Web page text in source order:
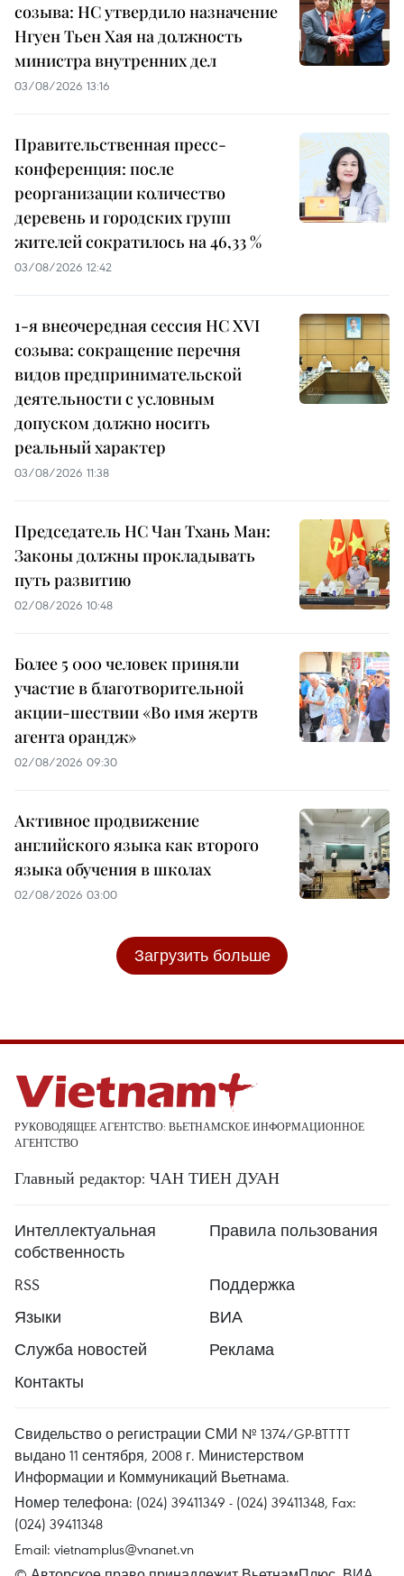
созыва: НС утвердило назначение
Нгуен Тьен Хая на должность
министра внутренних дел
03/08/2026 13:16
Правительственная пресс-
конференция: после
реорганизации количество
деревень и городских групп
жителей сократилось на 46,33 %
03/08/2026 12:42
1-я внеочередная сессия НС XVI
созыва: сокращение перечня
видов предпринимательской
деятельности с условным
допуском должно носить
реальный характер
03/08/2026 11:38
Председатель НС Чан Тхань Ман:
Законы должны прокладывать
путь развитию
02/08/2026 10:48
Более 5 000 человек приняли
участие в благотворительной
акции-шествии «Во имя жертв
агента орандж»
02/08/2026 09:30
Активное продвижение
английского языка как второго
языка обучения в школах
02/08/2026 03:00
Загрузить больше
РУКОВОДЯЩЕЕ АГЕНТСТВО: ВЬЕТНАМСКОЕ ИНФОРМАЦИОННОЕ
АГЕНТСТВО
Главный редактор: ЧАН ТИЕН ДУАН
Интеллектуальная
собственность
Правила пользования
RSS
Поддержка
Языки
ВИА
Служба новостей
Реклама
Контакты
Свидельство о регистрации СМИ № 1374/GP-BTTTT
выдано 11 сентября, 2008 г. Министерством
Информации и Коммуникаций Вьетнама.
Номер телефона: (024) 39411349 - (024) 39411348, Fax:
(024) 39411348
Email: vietnamplus@vnanet.vn